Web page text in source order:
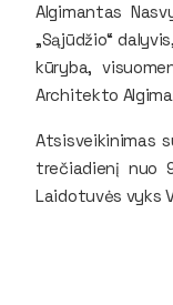
Algimantas
„Sąjūdžio“
kūryba,
Architekto
Atsisveikinimas
trečiadienį nuo
Laidotuvės vyks